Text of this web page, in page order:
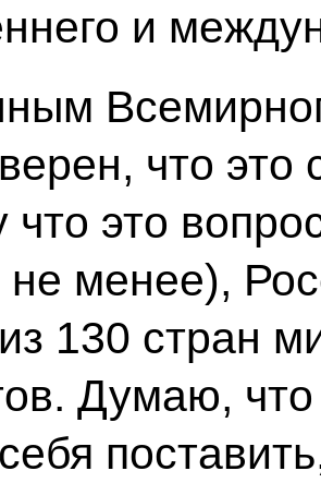
и
что
что это
менее),
130 стран
Думаю,